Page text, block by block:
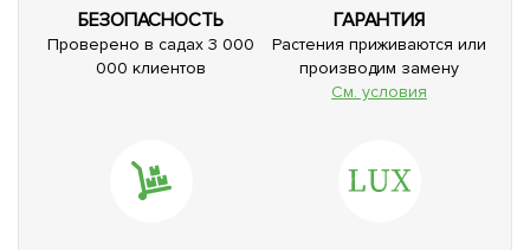
БЕЗОПАСНОСТЬ
Проверено в садах 3 000
000 клиентов
ГАРАНТИЯ
Растения приживаются или
производим замену
См. условия